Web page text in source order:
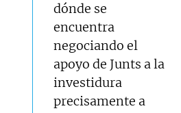
dónde se
encuentra
negociando el
apoyo de Junts a la
investidura
precisamente a